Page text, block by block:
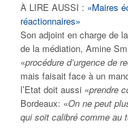
À LIRE AUSSI : «Maires
réactionnaires»
Son adjoint en charge de
de la médiation, Amine
«procédure d’urgence de
mais faisait face à un
l’Etat doit aussi «prendre
Bordeaux: «On ne peut
qui soit calibré comme au